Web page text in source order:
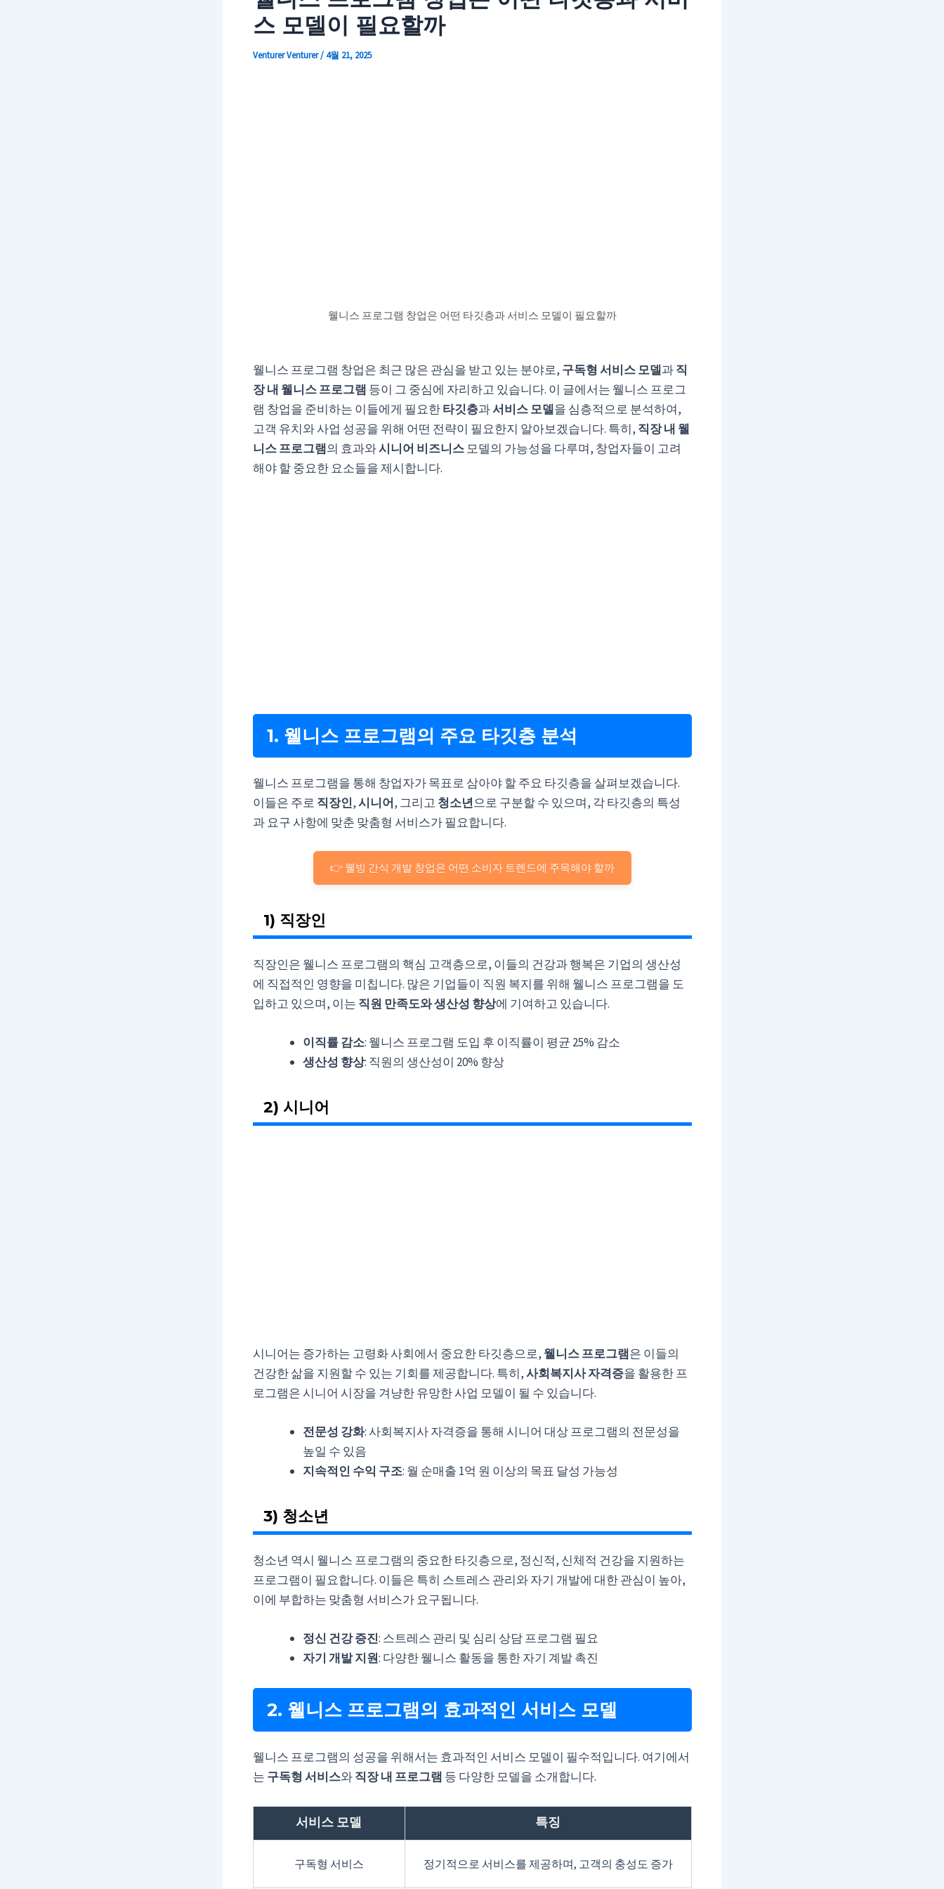
스 모델이 필요할까
Venturer Venturer/4월 21, 2025
웰니스 프로그램 창업은 어떤 타깃층과 서비스 모델이 필요할까
웰니스 프로그램 창업은 최근 많은 관심을 받고 있는 분야로, 구독형 서비스 모델과직
장 내 웰니스 프로그램 등이 그 중심에 자리하고 있습니다. 이 글에서는 웰니스 프로그
램 창업을 준비하는 이들에게 필요한타깃층과서비스 모델을 심층적으로 분석하여,
고객 유치와 사업 성공을 위해 어떤 전략이 필요한지 알아보겠습니다. 특히, 직장 내 웰
니스 프로그램의 효과와시니어 비즈니스모델의 가능성을 다루며, 창업자들이 고려
해야 할 중요한 요소들을 제시합니다.
1. 웰니스 프로그램의 주요 타깃층 분석
웰니스 프로그램을 통해 창업자가 목표로 삼아야 할 주요 타깃층을 살펴보겠습니다.
이들은 주로 직장인,시니어, 그리고 청소년으로 구분할 수 있으며, 각 타깃층의 특성
과 요구 사항에 맞춘 맞춤형 서비스가 필요합니다.
👉 웰빙 간식 개발 창업은 어떤 소비자 트렌드에 주목해야 할까
1) 직장인
직장인은 웰니스 프로그램의 핵심 고객층으로, 이들의 건강과 행복은 기업의 생산성
에 직접적인 영향을 미칩니다. 많은 기업들이 직원 복지를 위해 웰니스 프로그램을 도
입하고 있으며, 이는 직원 만족도와 생산성 향상에 기여하고 있습니다.
이직률 감소: 웰니스 프로그램 도입 후 이직률이 평균 25% 감소
생산성 향상: 직원의 생산성이 20% 향상
2) 시니어
시니어는 증가하는 고령화 사회에서 중요한 타깃층으로, 웰니스 프로그램은 이들의
건강한 삶을 지원할 수 있는 기회를 제공합니다. 특히,사회복지사 자격증을 활용한 프
로그램은 시니어 시장을 겨냥한 유망한 사업 모델이 될 수 있습니다.
전문성 강화: 사회복지사 자격증을 통해 시니어 대상 프로그램의 전문성을
높일 수 있음
지속적인 수익 구조: 월 순매출 1억 원 이상의 목표 달성 가능성
3) 청소년
청소년 역시 웰니스 프로그램의 중요한 타깃층으로, 정신적, 신체적 건강을 지원하는
프로그램이 필요합니다. 이들은 특히 스트레스 관리와 자기 개발에 대한 관심이 높아,
이에 부합하는 맞춤형 서비스가 요구됩니다.
정신 건강 증진: 스트레스 관리 및 심리 상담 프로그램 필요
자기 개발 지원: 다양한 웰니스 활동을 통한 자기 계발 촉진
2. 웰니스 프로그램의 효과적인 서비스 모델
웰니스 프로그램의 성공을 위해서는 효과적인 서비스 모델이 필수적입니다. 여기에서
는 구독형 서비스와직장 내 프로그램 등 다양한 모델을 소개합니다.
서비스 모델 특징
구독형 서비스 정기적으로 서비스를 제공하며, 고객의 충성도 증가